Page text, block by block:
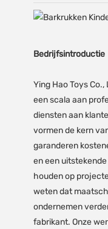
Bedrijfsintroductie
Ying Hao Toys
een scala aan
diensten aan
vormen de kern
garanderen
en een
houden op
weten dat
ondernemen
fabrikant. Onze